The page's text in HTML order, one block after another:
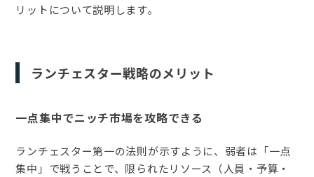
リットについて説明します。
ランチェスター戦略のメリット
一点集中でニッチ市場を攻略できる
ランチェスター第一の法則が示すように、弱者は「一点
集中」で戦うことで、限られたリソース（人員・予算・